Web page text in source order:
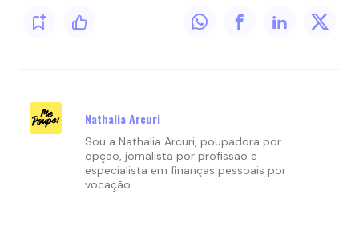
Nathalia Arcuri
Sou a Nathalia Arcuri, poupadora por
opção, jornalista por profissão e
especialista em finanças pessoais por
vocação.